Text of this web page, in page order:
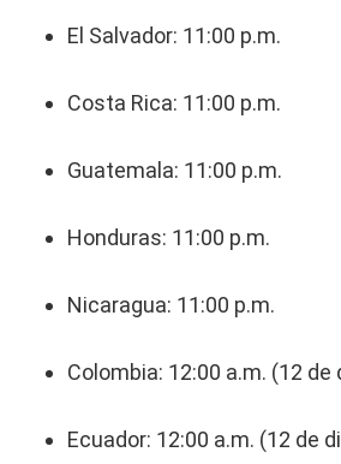
El Salvador: 11:00 p.m.
Costa Rica: 11:00 p.m.
Guatemala: 11:00 p.m.
Honduras: 11:00 p.m.
Nicaragua: 11:00 p.m.
Colombia: 12:00 a.m. (12 de
Ecuador: 12:00 a.m. (12 de